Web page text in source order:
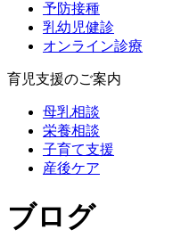
予防接種
乳幼児健診
オンライン診療
育児支援のご案内
母乳相談
栄養相談
子育て支援
産後ケア
ブログ